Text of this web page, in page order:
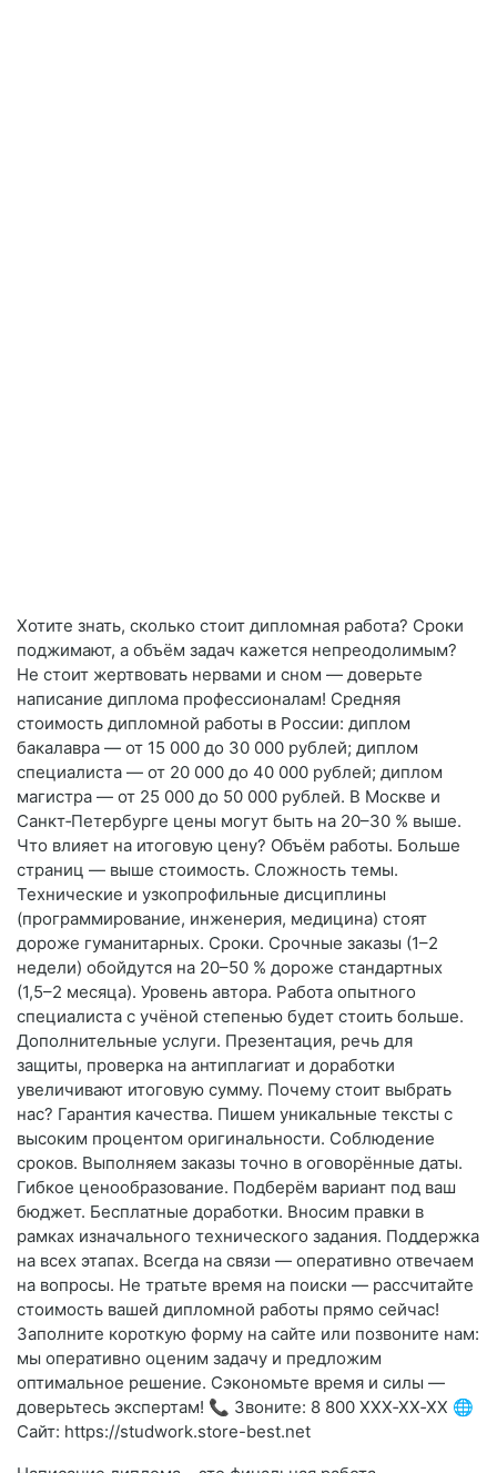
Хотите знать, сколько стоит дипломная работа? Сроки
поджимают, а объём задач кажется непреодолимым?
Не стоит жертвовать нервами и сном — доверьте
написание диплома профессионалам! Средняя
стоимость дипломной работы в России: диплом
бакалавра — от 15 000 до 30 000 рублей; диплом
специалиста — от 20 000 до 40 000 рублей; диплом
магистра — от 25 000 до 50 000 рублей. В Москве и
Санкт‑Петербурге цены могут быть на 20–30 % выше.
Что влияет на итоговую цену? Объём работы. Больше
страниц — выше стоимость. Сложность темы.
Технические и узкопрофильные дисциплины
(программирование, инженерия, медицина) стоят
дороже гуманитарных. Сроки. Срочные заказы (1–2
недели) обойдутся на 20–50 % дороже стандартных
(1,5–2 месяца). Уровень автора. Работа опытного
специалиста с учёной степенью будет стоить больше.
Дополнительные услуги. Презентация, речь для
защиты, проверка на антиплагиат и доработки
увеличивают итоговую сумму. Почему стоит выбрать
нас? Гарантия качества. Пишем уникальные тексты с
высоким процентом оригинальности. Соблюдение
сроков. Выполняем заказы точно в оговорённые даты.
Гибкое ценообразование. Подберём вариант под ваш
бюджет. Бесплатные доработки. Вносим правки в
рамках изначального технического задания. Поддержка
на всех этапах. Всегда на связи — оперативно отвечаем
на вопросы. Не тратьте время на поиски — рассчитайте
стоимость вашей дипломной работы прямо сейчас!
Заполните короткую форму на сайте или позвоните нам:
мы оперативно оценим задачу и предложим
оптимальное решение. Сэкономьте время и силы —
доверьтесь экспертам! 📞 Звоните: 8 800 XXX‑XX‑XX 🌐
Сайт: https://studwork.store-best.net